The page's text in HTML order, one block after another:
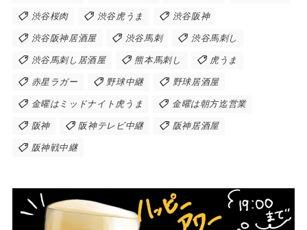
渋谷桜肉 渋谷虎うま 渋谷阪神
渋谷阪神居酒屋 渋谷馬刺 渋谷馬刺し
渋谷馬刺し居酒屋 熊本馬刺し 虎うま
赤星ラガー 野球中継 野球居酒屋
金曜はミッドナイト虎うま 金曜は朝方迄営業
阪神 阪神テレビ中継 阪神居酒屋
阪神戦中継